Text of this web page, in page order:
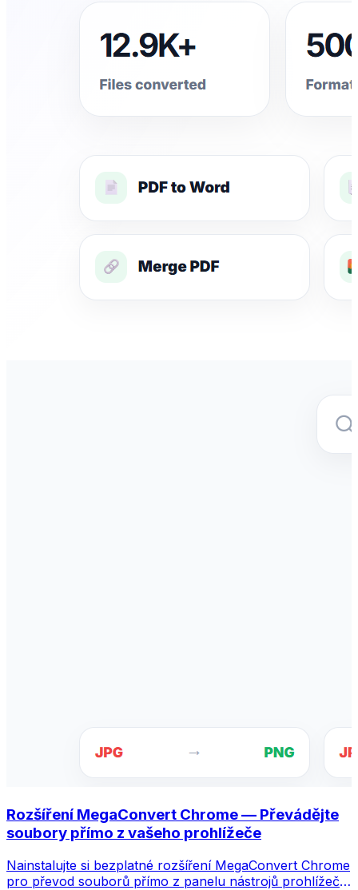
Rozšíření MegaConvert Chrome — Převádějte
soubory přímo z vašeho prohlížeče
Nainstalujte si bezplatné rozšíření MegaConvert Chrome
pro převod souborů přímo z panelu nástrojů prohlížeče.